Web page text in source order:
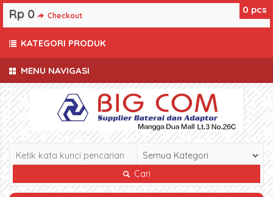
MENU NAVIGASI
Cari
0 pcs
Rp 0 Checkout
KATEGORI PRODUK